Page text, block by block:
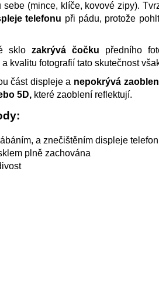
(mince, klíče, kovové zipy).
telefonu při pádu, protože
sklozakrývá čočku předního
kvalitu fotografií tato skutečnost
část displeje a nepokrývá
5D, které zaoblení reflektují.
a znečištěním displeje
plně zachována